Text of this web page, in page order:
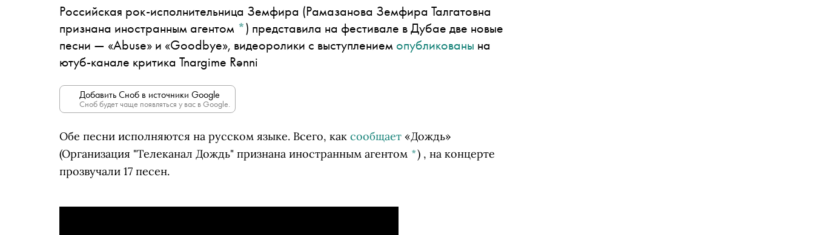
Российская рок-исполнительница Земфира (Рамазанова Земфира Талгатовна
признана иностранным агентом *) представила на фестивале в Дубае две новые
песни — «Abuse» и «Goodbye», видеоролики с выступлением опубликованы на
ютуб-канале критика Tnargime Rǝnni
Добавить Сноб в источники Google
Сноб будет чаще появляться у вас в Google.
Обе песни исполняются на русском языке. Всего, как сообщает «Дождь»
(Организация "Телеканал Дождь" признана иностранным агентом *) , на концерте
прозвучали 17 песен.